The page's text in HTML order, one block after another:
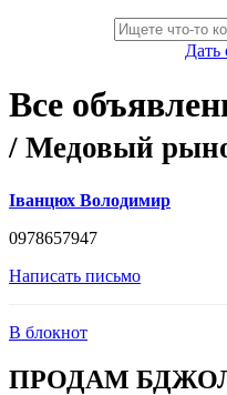
Дать
Все
/ Медовый
Іванцюх Володимир
0978657947
Написать письмо
В блокнот
ПРОДАМ